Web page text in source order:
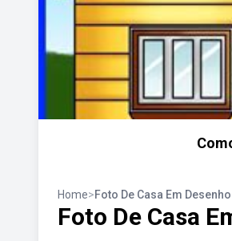
Home>Foto De Casa Em Desenho
Foto De Casa